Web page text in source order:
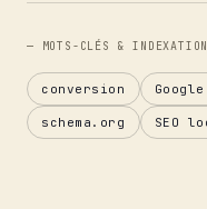
— MOTS-CLÉS & INDEXATION
conversion
schema.org SEO